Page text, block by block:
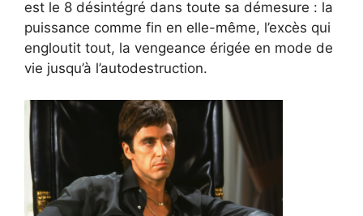
est le 8 désintégré dans toute sa démesure : la
puissance comme fin en elle-même, l’excès qui
engloutit tout, la vengeance érigée en mode de
vie jusqu’à l’autodestruction.